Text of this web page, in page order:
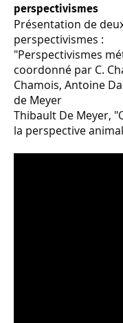
perspectivismes
Présentation de
perspectivismes :
"Perspectivismes
coordonné par C.
Chamois, Antoine
de Meyer
Thibault De Meyer,
la perspective